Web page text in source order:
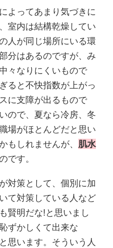
よってあまり気づきに
室内は結構乾燥してい
人が同じ場所にいる環
分はあるのですが、み
々なりにくいもので
ると不快指数が上がっ
に支障が出るもので
ので、夏なら冷房、冬
場がほとんどだと思い
もしれませんが、 肌水
です。
対策として、個別に加
て対策している人など
賢明だな!と思いまし
ずかしくて出来な
思います。そういう人